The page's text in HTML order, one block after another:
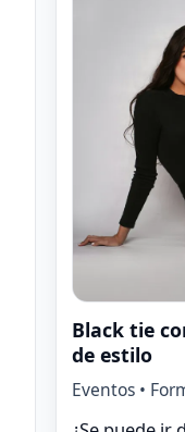
Black tie
de estilo
Eventos •